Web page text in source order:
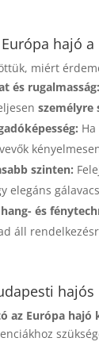
hajó
miért
és rugalmasság:
szinten:
elegáns
és
áll
az Európa hajó